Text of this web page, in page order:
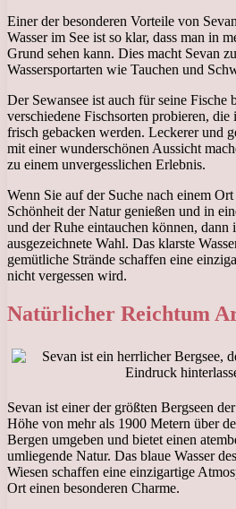
Einer der besonderen Vorteile von
Wasser im See ist so klar, dass man in
Grund sehen kann. Dies macht Sevan
Wassersportarten wie Tauchen und
Der Sewansee ist auch für seine Fische
verschiedene Fischsorten probieren,
frisch gebacken werden. Leckerer und
mit einer wunderschönen Aussicht
zu einem unvergesslichen Erlebnis.
Wenn Sie auf der Suche nach einem
Schönheit der Natur genießen und in
und der Ruhe eintauchen können, dann
ausgezeichnete Wahl. Das klarste
gemütliche Strände schaffen eine
nicht vergessen wird.
Natürlicher Reichtum
Sevan ist einer der größten Bergseen
Höhe von mehr als 1900 Metern über
Bergen umgeben und bietet einen
umliegende Natur. Das blaue Wasser
Wiesen schaffen eine einzigartige
Ort einen besonderen Charme.